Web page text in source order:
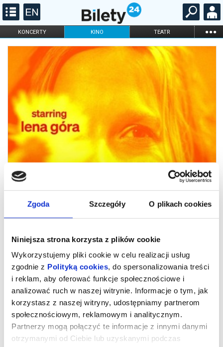
Zgoda Szczegóły O plikach cookies
Niniejsza strona korzysta z plików cookie
Wykorzystujemy pliki cookie w celu realizacji usług
zgodnie z Polityką cookies, do spersonalizowania treści
i reklam, aby oferować funkcje społecznościowe i
analizować ruch w naszej witrynie. Informacje o tym, jak
korzystasz z naszej witryny, udostępniamy partnerom
społecznościowym, reklamowym i analitycznym.
Partnerzy mogą połączyć te informacje z innymi danymi
otrzymanymi od Ciebie lub uzyskanymi podczas
KONCERTY KINO TEATR ...
FILHARMONIA OPERA I BALET
STAND-UP
DLA DZIECI
KARNETY
ERUPCJA